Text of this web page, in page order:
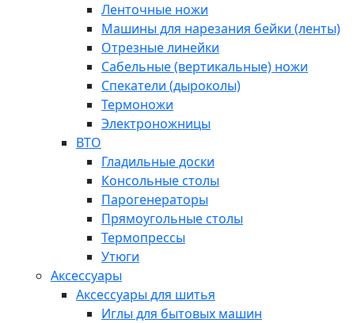
Ленточные ножи
Машины для нарезания бейки (ленты)
Отрезные линейки
Сабельные (вертикальные) ножи
Спекатели (дыроколы)
Термоножи
Электроножницы
ВТО
Гладильные доски
Консольные столы
Парогенераторы
Прямоугольные столы
Термопрессы
Утюги
Аксессуары
Аксессуары для шитья
Иглы для бытовых машин